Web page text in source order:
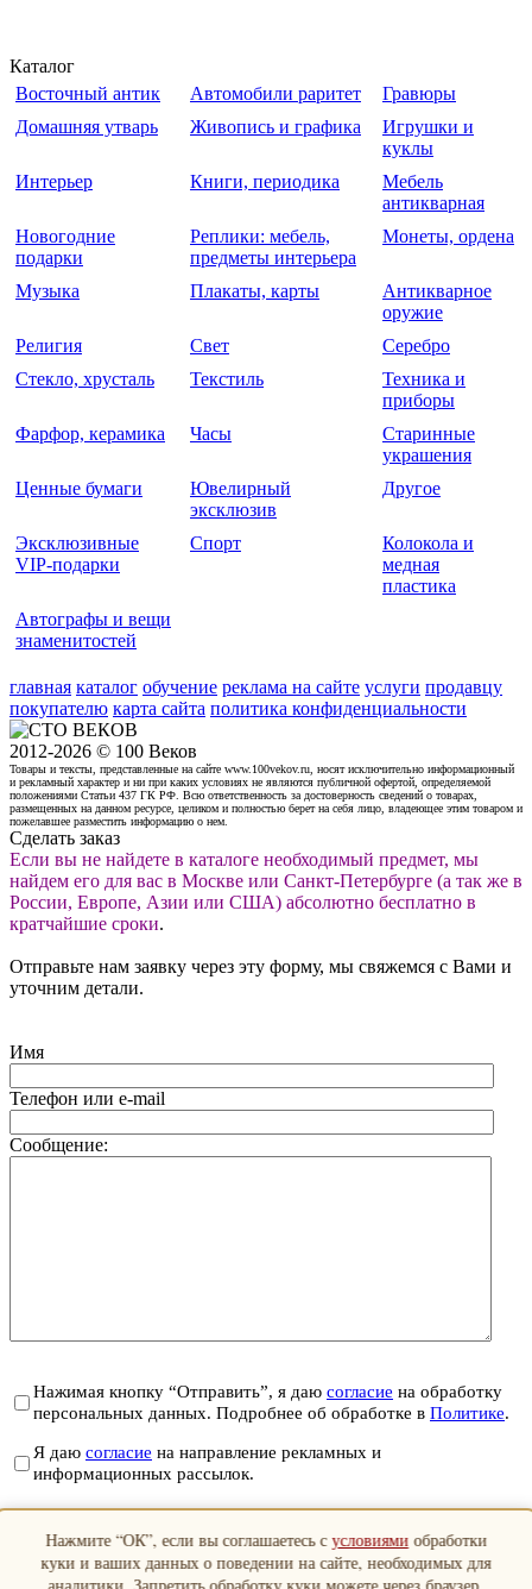
Каталог
Восточный антик
Автомобили раритет
Гравюры
Домашняя утварь
Живопись и графика
Игрушки и
куклы
Интерьер
Книги, периодика
Мебель
антикварная
Новогодние
подарки
Реплики: мебель,
предметы интерьера
Монеты, ордена
Музыка Плакаты, карты
Антикварное
оружие
Религия
Свет
Серебро
Стекло, хрусталь
Текстиль
Техника и
приборы
Фарфор, керамика
Часы
Старинные
украшения
Ценные бумаги
Ювелирный
эксклюзив
Другое
Эксклюзивные
VIP-подарки
Спорт
Колокола и
медная
пластика
Автографы и вещи
знаменитостей
главная каталог обучение реклама на сайте услуги продавцу
покупателю карта сайта политика конфиденциальности
2012-2026 © 100 Веков
Товары и тексты, представленные на сайте www.100vekov.ru, носят исключительно информационный
и рекламный характер и ни при каких условиях не являются публичной офертой, определяемой
положениями Статьи 437 ГК РФ. Всю ответственность за достоверность сведений о товарах,
размещенных на данном ресурсе, целиком и полностью берет на себя лицо, владеющее этим товаром и
пожелавшее разместить информацию о нем.
Сделать заказ
Если вы не найдете в каталоге необходимый предмет, мы
найдем его для вас в Москве или Санкт-Петербурге (а так же в
России, Европе, Азии или США) абсолютно бесплатно в
кратчайшие сроки.
Отправьте нам заявку через эту форму, мы свяжемся с Вами и
уточним детали.
Имя
Телефон или e-mail
Сообщение:
Нажимая кнопку “Отправить”, я даю согласие на обработку
персональных данных. Подробнее об обработке в Политике.
Я даю согласие на направление рекламных и
информационных рассылок.
Отправить
Закрыть
Нажмите “ОК”, если вы соглашаетесь сусловиями обработки
куки и ваших данных о поведении на сайте, необходимых для